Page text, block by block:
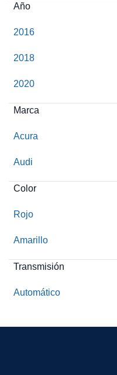
Año
2016
2018
2020
Marca
Acura
Audi
Color
Rojo
Amarillo
Transmisión
Automático